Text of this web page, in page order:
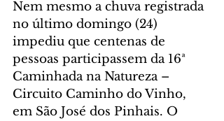
Nem mesmo a chuva registrada
no último domingo (24)
impediu que centenas de
pessoas participassem da 16ª
Caminhada na Natureza –
Circuito Caminho do Vinho,
em São José dos Pinhais. O